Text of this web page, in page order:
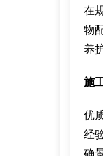
在
物
养
施
优
经